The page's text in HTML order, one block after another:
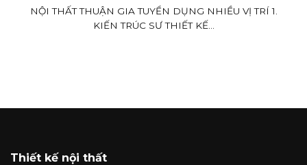
NỘI THẤT THUẬN GIA TUYỂN DỤNG NHIỀU VỊ TRÍ 1.
KIẾN TRÚC SƯ THIẾT KẾ...
Thiết kế nội thất